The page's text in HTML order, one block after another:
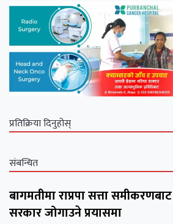
प्रतिक्रिया दिनुहोस्
संबन्धित
बागमतीमा राप्रपा सत्ता
सरकार जोगाउने प्रयासमा